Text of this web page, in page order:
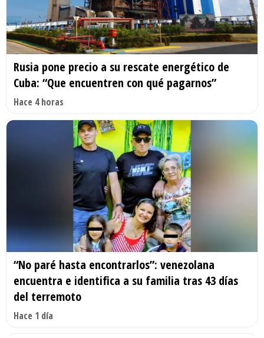
Rusia pone precio a su rescate energético de
Cuba: “Que encuentren con qué pagarnos”
Hace 4 horas
“No paré hasta encontrarlos”: venezolana
encuentra e identifica a su familia tras 43 días
del terremoto
Hace 1 día